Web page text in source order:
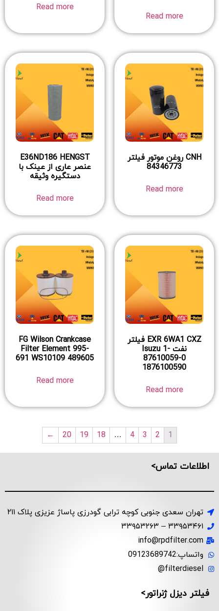
Read more
Read more
CNH روغن موتور فیلتر
84346773
Read more
E36ND186 HENGST
عنصر عاری از عینک با
دستگیره وثیقه
Read more
EXR 6WA1 CXZ فیلتر
نفت Isuzu 1-
87610059-0
1876100590
Read more
FG Wilson Crankcase
Filter Element 995-
691 WS10109 489605
Read more
1
2
3
4
…
18
19
20
←
اطلاعات تماس>
تهران سعدی جنوبی کوچه ترابی گودرزی پاساژ عزیزی پلاک ۲۱۱
۳۳۹۵۳۴۶۱ – ۳۳۹۵۳۲۶۳
info@rpdfilter.com
واتساپ:09123689742
filterdiesel@
فیلتر دیزل ژنراتور>